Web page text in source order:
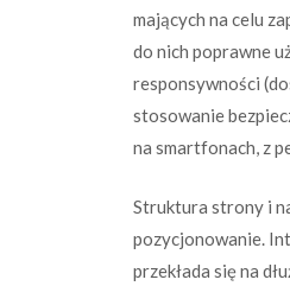
mających na celu
do nich poprawne
responsywności
stosowanie
na smartfonach, z
Struktura strony i
pozycjonowanie.
przekłada się na